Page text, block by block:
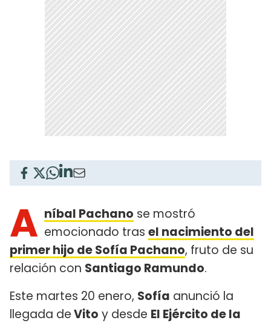
A níbal Pachano se mostró
emocionado tras el nacimiento del
primer hijo de Sofía Pachano, fruto de su
relación con Santiago Ramundo.
Este martes 20 enero, Sofía anunció la
llegada deVito y desde El Ejército de la